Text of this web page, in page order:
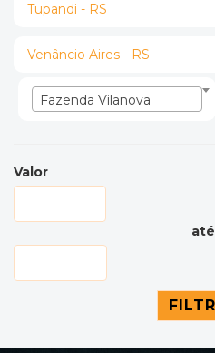
Tupandi - RS
Venâncio Aires - RS
Fazenda Vilanova
Valor
até